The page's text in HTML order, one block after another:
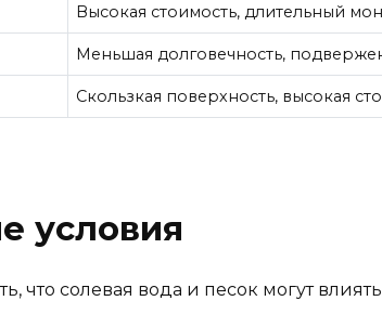
Высокая стоимость, длительный
Меньшая долговечность,
Скользкая поверхность, высокая
условия
что солевая вода и песок могут